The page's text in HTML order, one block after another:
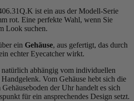
ist ein aus der Modell-Serie
rot. Eine perfekte Wahl, wenn Sie
Look suchen.
ein Gehäuse, aus gefertigt, das durch
echter Eyecatcher wirkt.
natürlich abhängig vom individuellen
Vom Gehäuse hebt sich die
der Uhr handelt es sich
für ein ansprechendes Design setzt.